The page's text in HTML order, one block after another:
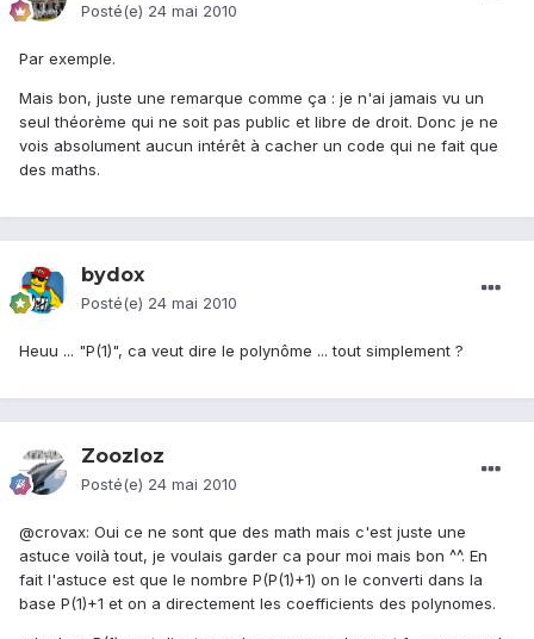
Posté(e) 24 mai 2010
Par exemple.
Mais bon, juste une remarque comme ça : je n'ai jamais vu un
seul théorème qui ne soit pas public et libre de droit. Donc je ne
vois absolument aucun intérêt à cacher un code qui ne fait que
des maths.
bydox
Posté(e) 24 mai 2010
Heuu ... "P(1)", ca veut dire le polynôme ... tout simplement ?
Zoozloz
Posté(e) 24 mai 2010
@crovax: Oui ce ne sont que des math mais c'est juste une
astuce voilà tout, je voulais garder ca pour moi mais bon ^^. En
fait l'astuce est que le nombre P(P(1)+1) on le converti dans la
base P(1)+1 et on a directement les coefficients des polynomes.